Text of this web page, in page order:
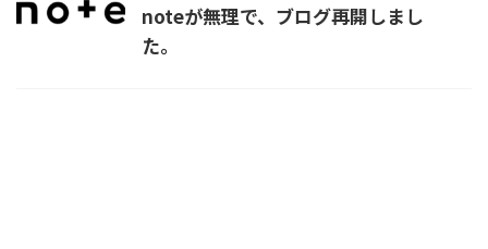
noteが無理で、ブログ再開しまし
た。